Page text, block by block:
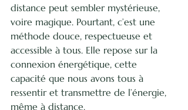
distance peut sembler mystérieuse,
voire magique. Pourtant, c’est une
méthode douce, respectueuse et
accessible à tous. Elle repose sur la
connexion énergétique, cette
capacité que nous avons tous à
ressentir et transmettre de l’énergie,
même à distance.